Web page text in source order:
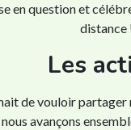
question et
distance
Les
de vouloir
avançons